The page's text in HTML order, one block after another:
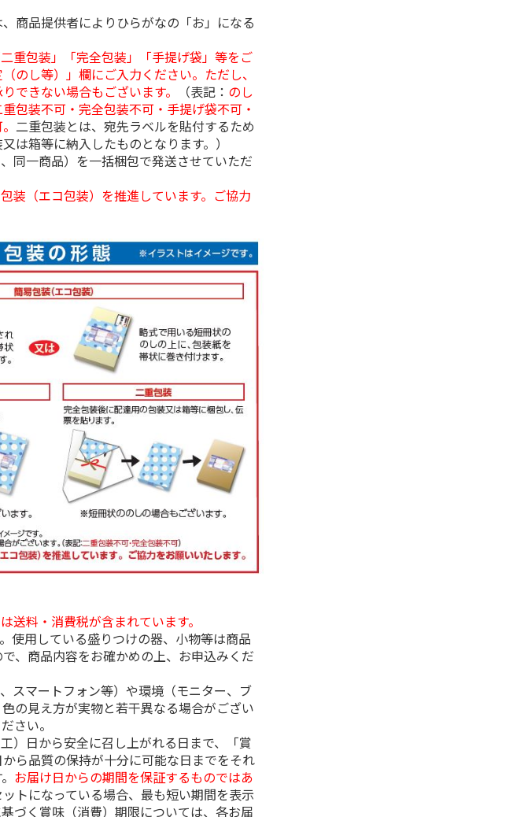
商品提供者によりひらがなの「お」になる
重包装」「完全包装」「手提げ袋」等をご
のし等）」欄にご入力ください。ただし、
できない場合もございます。
（表記： のし
包装不可・完全包装不可・手提げ袋不可・
二重包装とは、宛先ラベルを貼付するため
は箱等に納入したものとなります。）
同一商品）を一括梱包で発送させていただ
装（エコ包装）を推進しています。ご協力
送料・消費税が含まれています。
使用している盛りつけの器、小物等は商品
、商品内容をお確かめの上、お申込みくだ
スマートフォン等）や環境（モニター、ブ
の見え方が実物と若干異なる場合がござい
さい。
）日から安全に召し上がれる日まで、「賞
ら品質の保持が十分に可能な日までをそれ
お届け日からの期間を保証するものではあ
トになっている場合、最も短い期間を表示
づく賞味（消費）期限については、各お届